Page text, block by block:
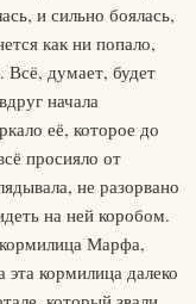
и сильно боялась,
как ни попало,
Всё, думает, будет
начала
её, которое до
просияло от
не разорвано
на ней коробом.
Марфа,
кормилица далеко